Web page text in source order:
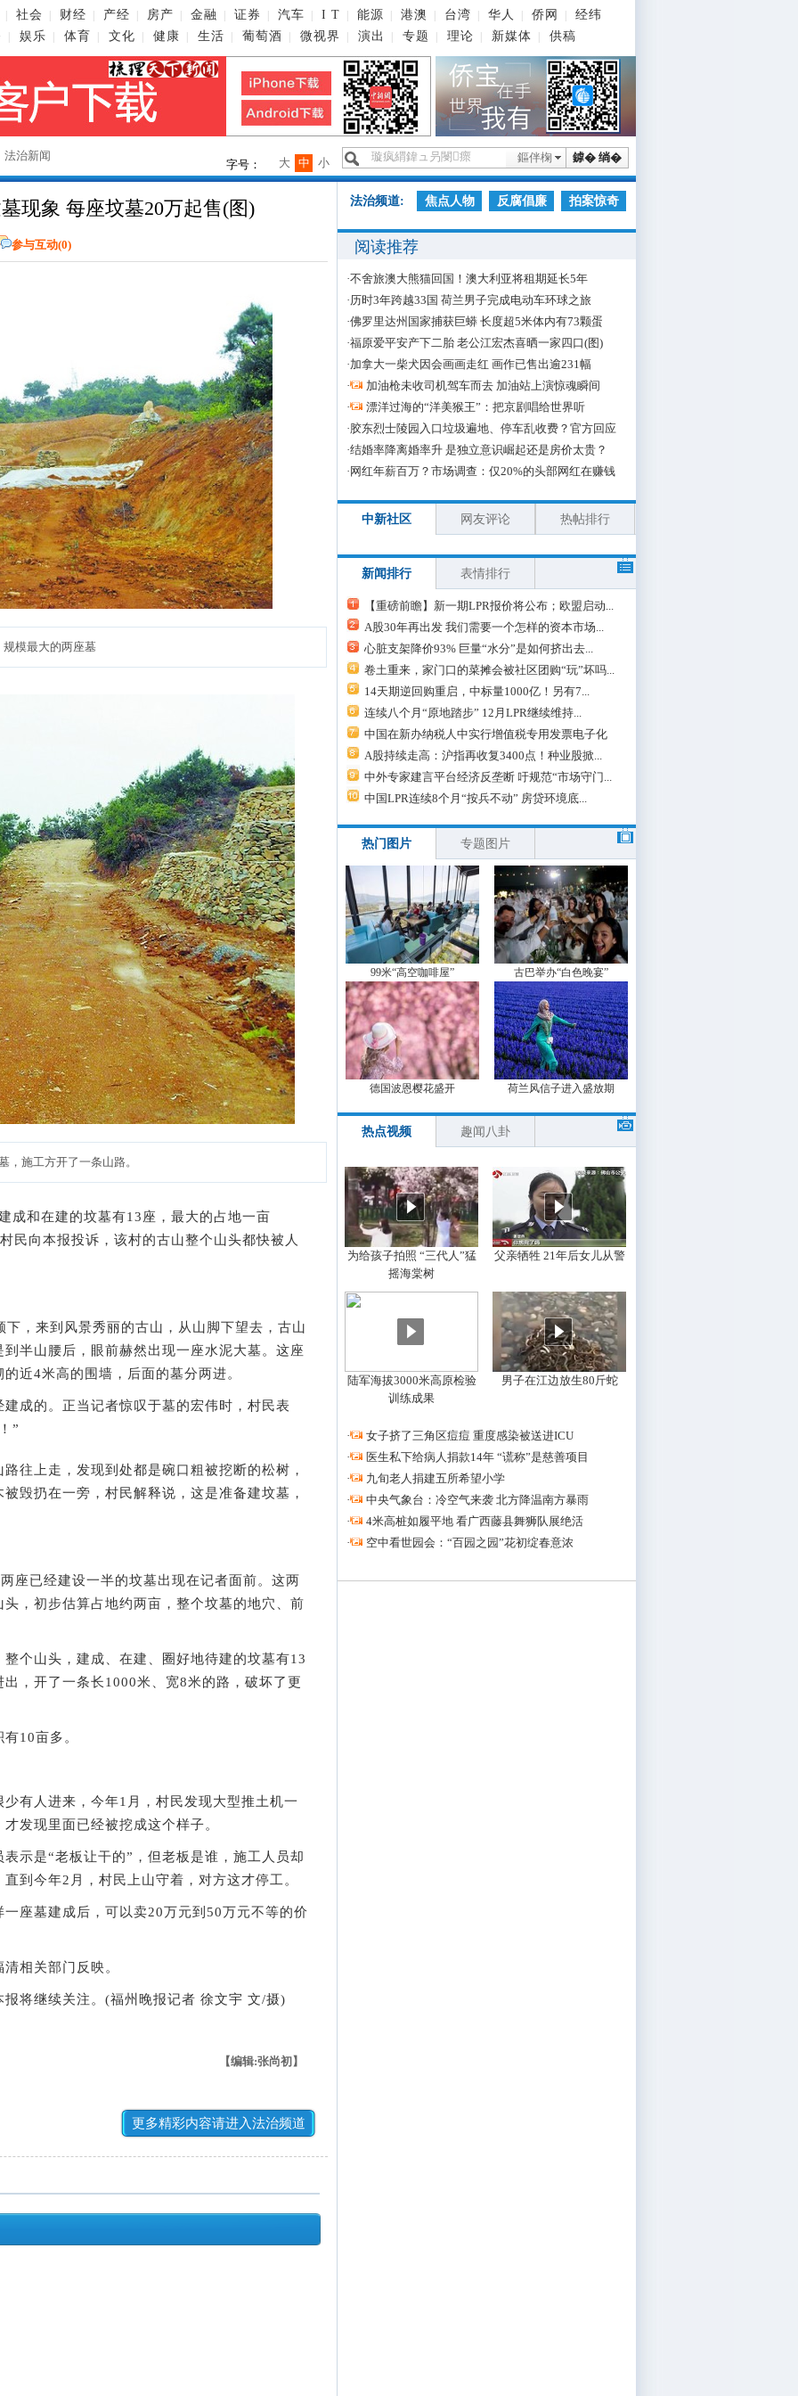
社会 财经 产经 房产 金融 证券 汽车 I T 能源 港澳 台湾 华人 侨网
经纬
娱乐 体育 文化 健康 生活 葡萄酒 微视界 演出 专题 理论 新媒体 供稿
法治新闻 鎼� 绱�
鏂伴椈
字号： 小
中
大
现象 每座坟墓20万起售(图)
参与互动(0)
规模最大的两座墓
，施工方开了一条山路。
和在建的坟墓有13座，最大的占地一亩
民向本报投诉，该村的古山整个山头都快被人
来到风景秀丽的古山，从山脚下望去，古山
半山腰后，眼前赫然出现一座水泥大墓。这座
近4米高的围墙，后面的墓分两进。
的。正当记者惊叹于墓的宏伟时，村民表
”
上走，发现到处都是碗口粗被挖断的松树，
毁扔在一旁，村民解释说，这是准备建坟墓，
已经建设一半的坟墓出现在记者面前。这两
，初步估算占地约两亩，整个坟墓的地穴、前
山头，建成、在建、圈好地待建的坟墓有13
，开了一条长1000米、宽8米的路，破坏了更
10亩多。
人进来，今年1月，村民发现大型推土机一
发现里面已经被挖成这个样子。
是“老板让干的”，但老板是谁，施工人员却
到今年2月，村民上山守着，对方这才停工。
墓建成后，可以卖20万元到50万元不等的价
相关部门反映。
继续关注。(福州晚报记者 徐文宇 文/摄)
【编辑:张尚初】
更多精彩内容请进入法治频道
法治频道: 焦点人物 反腐倡廉 拍案惊奇
阅读推荐
·不舍旅澳大熊猫回国！澳大利亚将租期延长5年
·历时3年跨越33国 荷兰男子完成电动车环球之旅
·佛罗里达州国家捕获巨蟒 长度超5米体内有73颗蛋
·福原爱平安产下二胎 老公江宏杰喜晒一家四口(图)
·加拿大一柴犬因会画画走红 画作已售出逾231幅
·
加油枪未收司机驾车而去 加油站上演惊魂瞬间
·
漂洋过海的“洋美猴王”：把京剧唱给世界听
·胶东烈士陵园入口垃圾遍地、停车乱收费？官方回应
·结婚率降离婚率升 是独立意识崛起还是房价太贵？
· 网红年薪百万？市场调查：仅20%的头部网红在赚钱
中新社区 网友评论 热帖排行
新闻排行 表情排行
【重磅前瞻】新一期LPR报价将公布；欧盟启动...
A股30年再出发 我们需要一个怎样的资本市场...
心脏支架降价93% 巨量“水分”是如何挤出去...
卷土重来，家门口的菜摊会被社区团购“玩”坏吗...
14天期逆回购重启，中标量1000亿！另有7...
连续八个月“原地踏步” 12月LPR继续维持...
中国在新办纳税人中实行增值税专用发票电子化
A股持续走高：沪指再收复3400点！种业股掀...
中外专家建言平台经济反垄断 吁规范“市场守门...
中国LPR连续8个月“按兵不动” 房贷环境底...
热门图片 专题图片
99米“高空咖啡屋” 古巴举办“白色晚宴”
德国波恩樱花盛开 荷兰风信子进入盛放期
热点视频 趣闻八卦
为给孩子拍照 “三代人”猛
摇海棠树
父亲牺牲 21年后女儿从警
陆军海拔3000米高原检验
训练成果
男子在江边放生80斤蛇
·
女子挤了三角区痘痘 重度感染被送进ICU
·
医生私下给病人捐款14年 “谎称”是慈善项目
·
九旬老人捐建五所希望小学
·
中央气象台：冷空气来袭 北方降温南方暴雨
·
4米高桩如履平地 看广西藤县舞狮队展绝活
·
空中看世园会：“百园之园”花初绽春意浓